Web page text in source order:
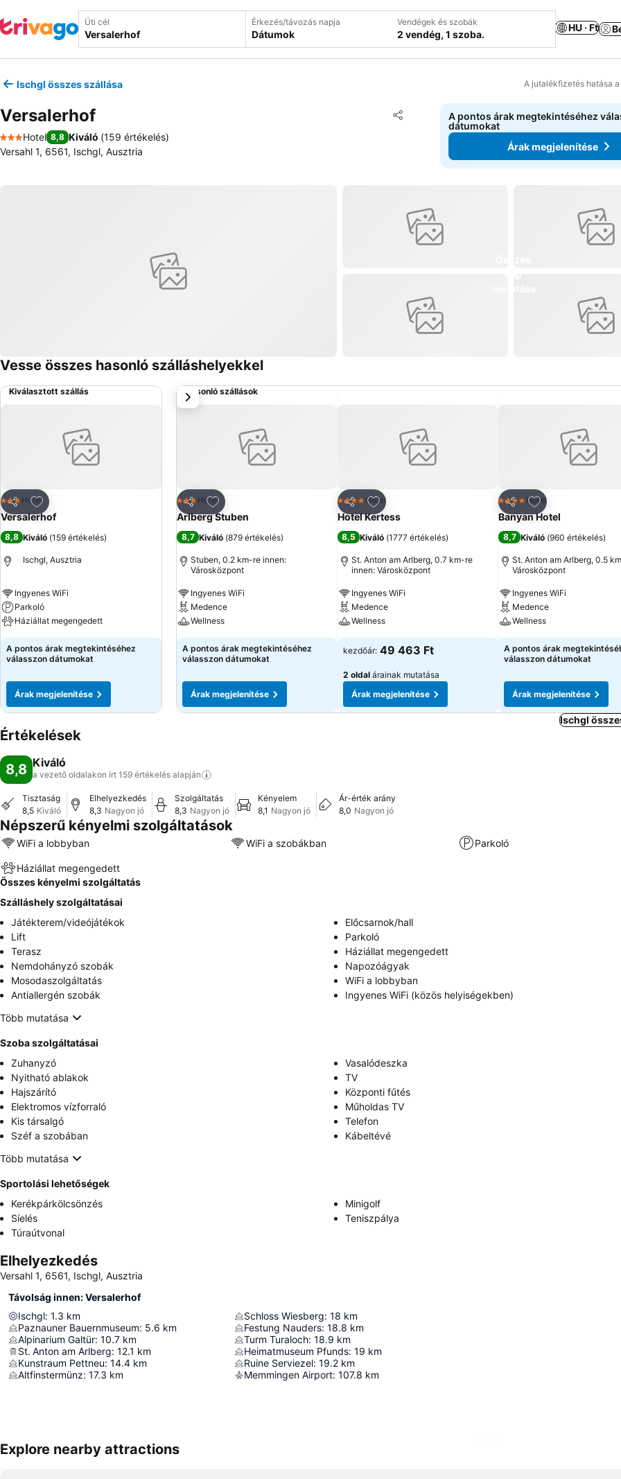
Úti cél Érkezés/távozás napja
Dátumok
Vendégek és szobák
2 vendég, 1 szoba.
HU · Ft
Ischgl összes szállása A jutalékfizetés hatása
Versalerhof Megosztás
Hozzáadás a kedvencekhez
3 Kategória
Hotel 8,8 Kiváló (159 értékelés)
Versahl 1, 6561, Ischgl, Ausztria
A pontos árak megtekintéséhez
dátumokat
Árak megjelenítése
Vesse összes hasonló szálláshelyekkel
Kiválasztott szállás
Megosztás
Hozzáadás a kedvencekhez
3 Kategória
Hotel
Versalerhof
8,8 Kiváló (159 értékelés)
Ischgl, Ausztria
Ingyenes WiFi
Parkoló
Háziállat megengedett
A pontos árak megtekintéséhez
válasszon dátumokat
Árak megjelenítése
Hasonló szállások
Megosztás
Hozzáadás a kedvencekhez
3 Kategória
Hotel
Arlberg Stuben
8,7 Kiváló (879 értékelés)
Stuben, 0.2 km-re innen:
Városközpont
Ingyenes WiFi
Medence
Wellness
A pontos árak megtekintéséhez
válasszon dátumokat
Árak megjelenítése
Megosztás
Hozzáadás a kedvencekhez
4 Kategória
Hotel
Hotel Kertess
8,5 Kiváló (1777 értékelés)
St. Anton am Arlberg, 0.7 km-re
innen: Városközpont
Ingyenes WiFi
Medence
Wellness
kezdőár: 49 463 Ft
2 oldal árainak mutatása
Árak megjelenítése
Megosztás
Hozzáadás a
4 Kategória
Hotel
Banyan Hotel
8,7 Kiváló (960 értékelés)
St. Anton am Arlberg, 0.5
Városközpont
Ingyenes WiFi
Medence
Wellness
A pontos árak
válasszon dátumokat
Árak megjelenítése
következő
Ischgl
Értékelések
8,8 Kiváló
a vezető oldalakon írt 159 értékelés alapján
Tisztaság
8,5 Kiváló
Elhelyezkedés
8,3 Nagyon jó
Szolgáltatás
8,3 Nagyon jó
Kényelem
8,1 Nagyon jó
Ár-érték arány
8,0 Nagyon jó
Népszerű kényelmi szolgáltatások
WiFi a lobbyban WiFi a szobákban Parkoló
Háziállat megengedett
Összes kényelmi szolgáltatás
Szálláshely szolgáltatásai
Játékterem/videójátékok
Előcsarnok/hall
Lift
Parkoló
Terasz
Háziállat megengedett
Nemdohányzó szobák
Napozóágyak
Mosodaszolgáltatás
WiFi a lobbyban
Antiallergén szobák
Ingyenes WiFi (közös helyiségekben)
Több mutatása
Szoba szolgáltatásai
Zuhanyzó
Vasalódeszka
Nyitható ablakok
TV
Hajszárító
Központi fűtés
Elektromos vízforraló
Műholdas TV
Kis társalgó
Telefon
Széf a szobában
Kábeltévé
Több mutatása
Sportolási lehetőségek
Kerékpárkölcsönzés
Minigolf
Síelés
Teniszpálya
Túraútvonal
Elhelyezkedés
Versahl 1, 6561, Ischgl, Ausztria
Távolság innen: Versalerhof
Ischgl: 1.3 km
Paznauner Bauernmuseum: 5.6 km
Alpinarium Galtür: 10.7 km
St. Anton am Arlberg: 12.1 km
Kunstraum Pettneu: 14.4 km
Altfinstermünz: 17.3 km
Schloss Wiesberg: 18 km
Festung Nauders: 18.8 km
Turm Turaloch: 18.9 km
Heimatmuseum Pfunds: 19 km
Ruine Serviezel: 19.2 km
Memmingen Airport: 107.8 km
Explore nearby attractions